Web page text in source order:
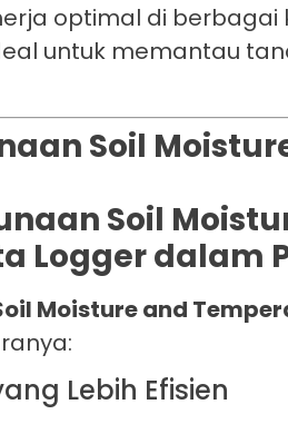
optimal di berbagai
untuk memantau
Soil
Moisture and
Lebih Efisien